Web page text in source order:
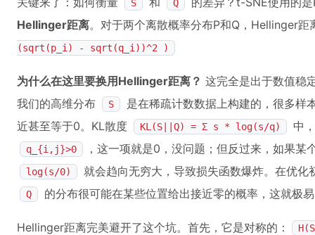
S Q
Hellinger距离。对于两个离散概率分布P和Q，Hellinger
(sqrt(p_i) - sqrt(q_i))^2 )
为什么在这里要换用Hellinger距离？ 这完全是出于数值稳
我们的高维分布
S
是在稀疏计数数据上构建的，很多样
近甚至等于0。KL散度
KL(S||Q) = Σ s * log(s/q) 中
q_{i,j}>0 ，这一项就是0，没问题；但反过来，如果某
log(s/0) 就会趋向无穷大，导致损失函数爆炸。在优
Q 的分布很可能在某些位置给出接近零的概率，这就极
Hellinger距离完美避开了这个坑。首先，它是对称的：